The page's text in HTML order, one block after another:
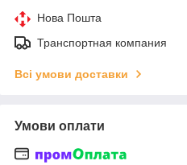
Нова Пошта
Транспортная компания
Всі умови доставки
Умови оплати